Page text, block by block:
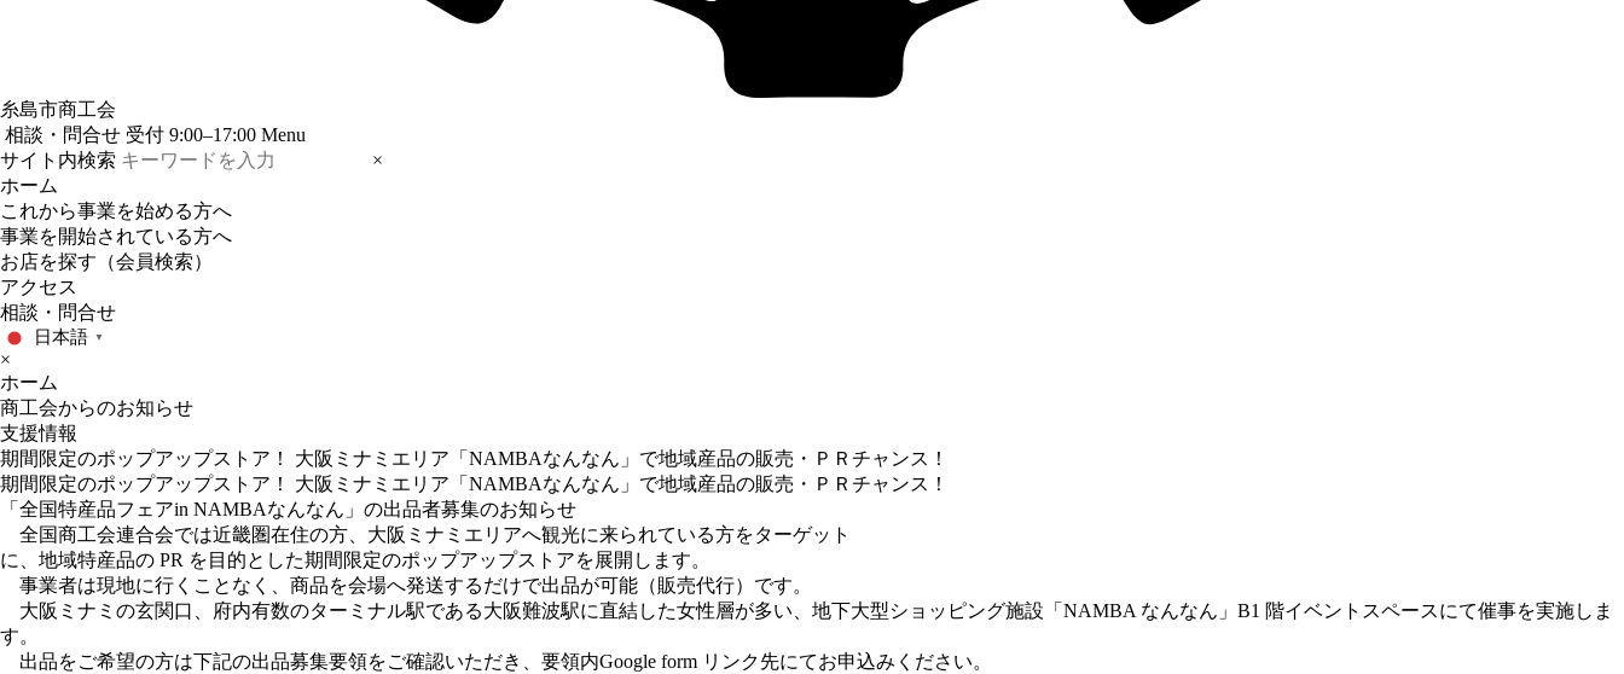
糸島市商工会
相談・問合せ 受付 9:00–17:00 Menu
サイト内検索
×
ホーム
これから事業を始める方へ
事業を開始されている方へ
お店を探す（会員検索）
アクセス
相談・問合せ
日本語 ▼
×
ホーム
商工会からのお知らせ
支援情報
期間限定のポップアップストア！ 大阪ミナミエリア「NAMBAなんなん」で地域産品の販売・ＰＲチャンス！
期間限定のポップアップストア！ 大阪ミナミエリア「NAMBAなんなん」で地域産品の販売・ＰＲチャンス！
「全国特産品フェアin NAMBAなんなん」の出品者募集のお知らせ
全国商工会連合会では近畿圏在住の方、大阪ミナミエリアへ観光に来られている方をターゲット
に、地域特産品の PR を目的とした期間限定のポップアップストアを展開します。
事業者は現地に行くことなく、商品を会場へ発送するだけで出品が可能（販売代行）です。
大阪ミナミの玄関口、府内有数のターミナル駅である大阪難波駅に直結した女性層が多い、地下大型ショッピング施設「NAMBA なんなん」B1 階イベントスペースにて催事を実施しま
す。
出品をご希望の方は下記の出品募集要領をご確認いただき、要領内Google form リンク先にてお申込みください。